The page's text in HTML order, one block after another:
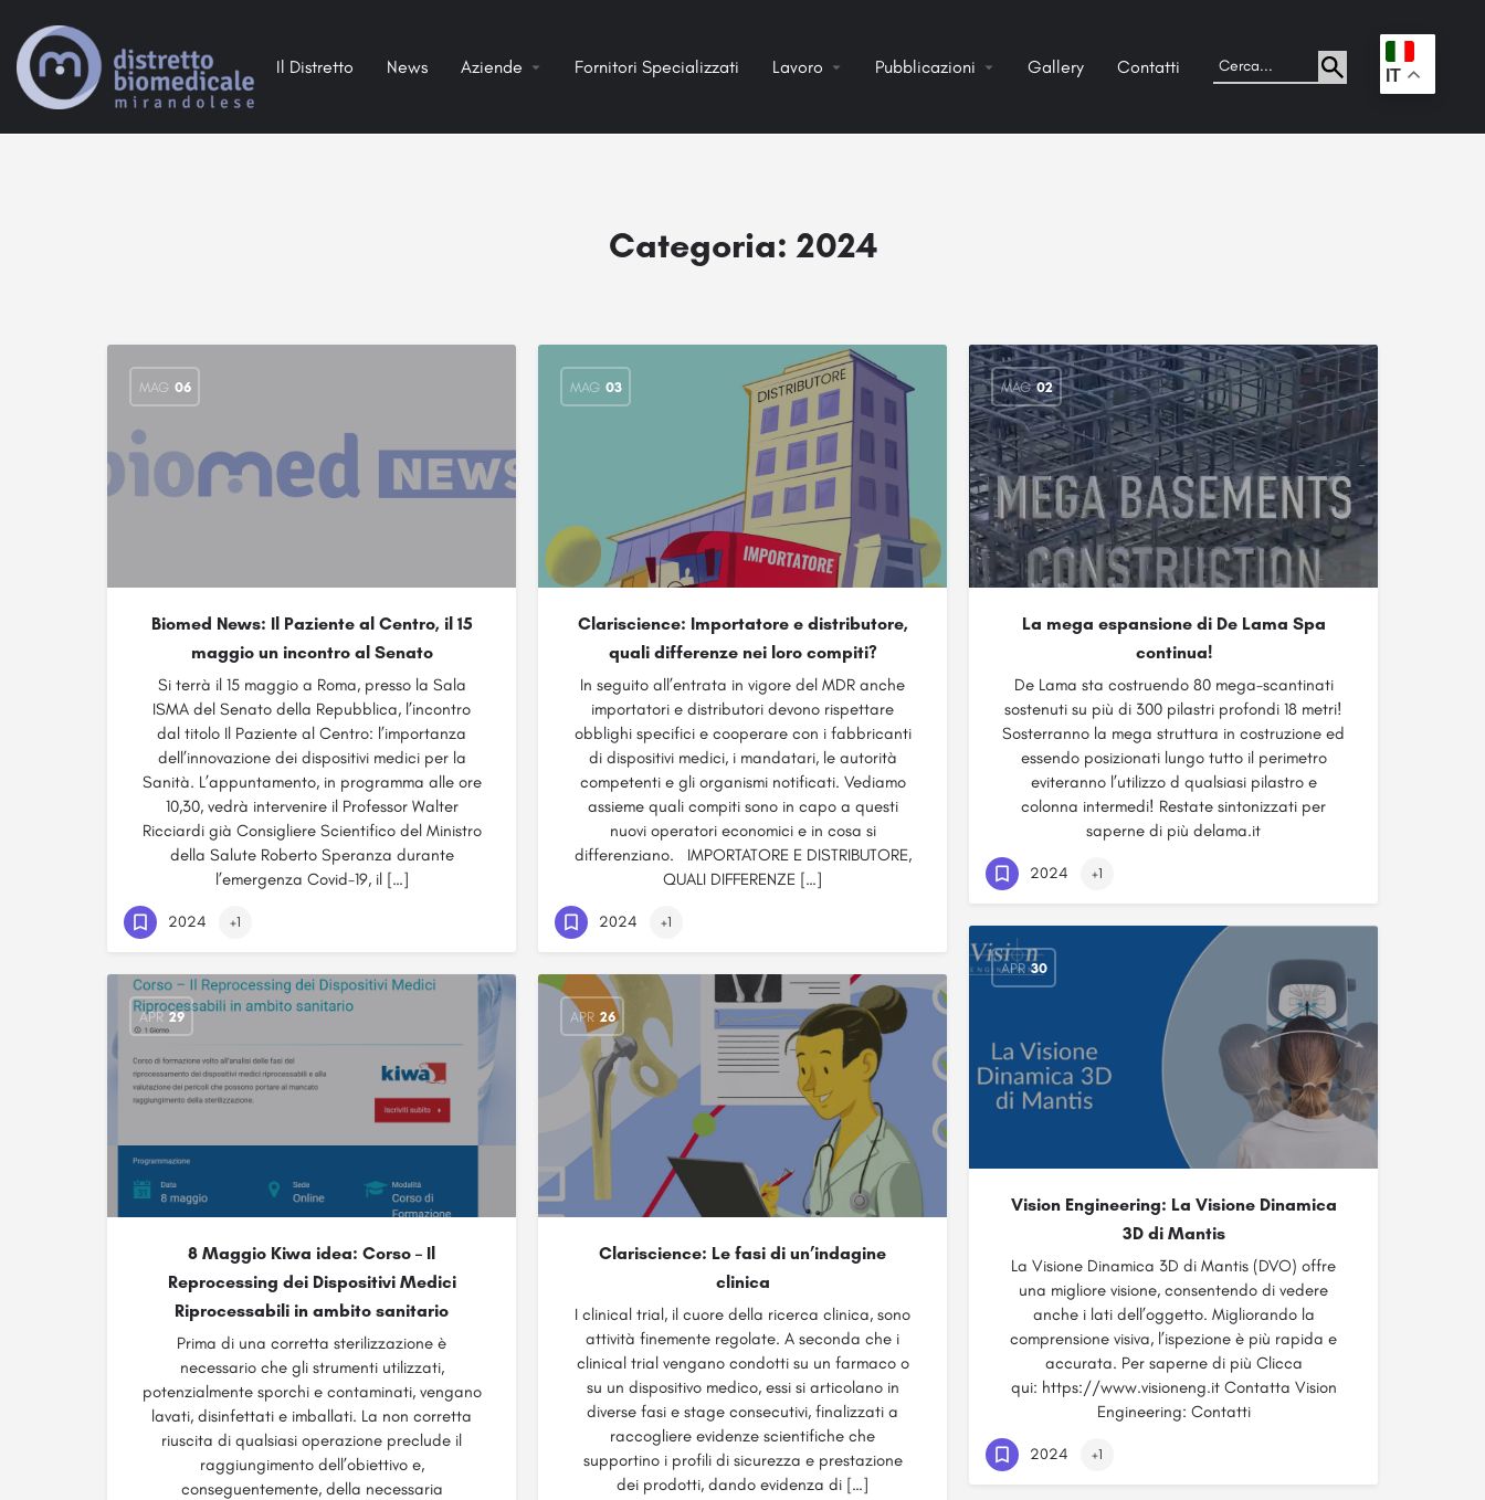
Il Distretto News Aziende Fornitori Specializzati Lavoro Pubblicazioni Gallery Contatti . IT
Categoria:2024
MAG 06
Biomed News: Il Paziente al Centro, il 15
maggio un incontro al Senato
Si terrà il 15 maggio a Roma, presso la Sala
ISMA del Senato della Repubblica, l’incontro
dal titolo Il Paziente al Centro: l’importanza
dell’innovazione dei dispositivi medici per la
Sanità. L’appuntamento, in programma alle ore
10,30, vedrà intervenire il Professor Walter
Ricciardi già Consigliere Scientifico del Ministro
della Salute Roberto Speranza durante
l’emergenza Covid-19, il […]
2024 +1
MAG 03
Clariscience: Importatore e distributore,
quali differenze nei loro compiti?
In seguito all’entrata in vigore del MDR anche
importatori e distributori devono rispettare
obblighi specifici e cooperare con i fabbricanti
di dispositivi medici, i mandatari, le autorità
competenti e gli organismi notificati. Vediamo
assieme quali compiti sono in capo a questi
nuovi operatori economici e in cosa si
differenziano. IMPORTATORE E DISTRIBUTORE,
QUALI DIFFERENZE […]
2024 +1
MAG 02
La mega espansione di De Lama Spa
continua!
De Lama sta costruendo 80 mega-scantinati
sostenuti su più di 300 pilastri profondi 18 metri!
Sosterranno la mega struttura in costruzione ed
essendo posizionati lungo tutto il perimetro
eviteranno l’utilizzo d qualsiasi pilastro e
colonna intermedi! Restate sintonizzati per
saperne di più delama.it
2024 +1
APR 30
Vision Engineering: La Visione Dinamica
3D di Mantis
La Visione Dinamica 3D di Mantis (DVO) offre
una migliore visione, consentendo di vedere
anche i lati dell’oggetto. Migliorando la
comprensione visiva, l’ispezione è più rapida e
accurata. Per saperne di più Clicca
qui: https://www.visioneng.it Contatta Vision
Engineering: Contatti
2024 +1
APR 29
8 Maggio Kiwa idea: Corso – Il
Reprocessing dei Dispositivi Medici
Riprocessabili in ambito sanitario
Prima di una corretta sterilizzazione è
necessario che gli strumenti utilizzati,
potenzialmente sporchi e contaminati, vengano
lavati, disinfettati e imballati. La non corretta
riuscita di qualsiasi operazione preclude il
raggiungimento dell’obiettivo e,
conseguentemente, della necessaria
APR 26
Clariscience: Le fasi di un’indagine
clinica
I clinical trial, il cuore della ricerca clinica, sono
attività finemente regolate. A seconda che i
clinical trial vengano condotti su un farmaco o
su un dispositivo medico, essi si articolano in
diverse fasi e stage consecutivi, finalizzati a
raccogliere evidenze scientifiche che
supportino i profili di sicurezza e prestazione
dei prodotti, dando evidenza di […]